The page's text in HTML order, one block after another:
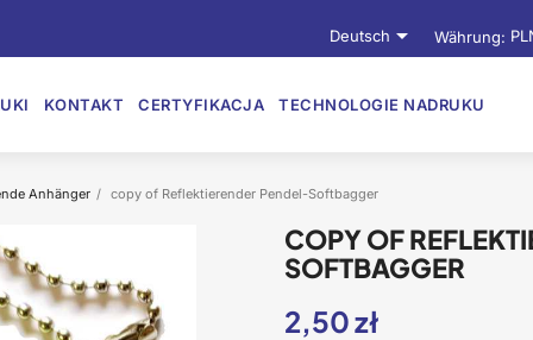
Deutsch Währung:
KONTAKT CERTYFIKACJA TECHNOLOGIE NADRUKU
Anhänger copy of Reflektierender Pendel-Softbagger
COPY OF
SOFTBAGGER
2,50 zł